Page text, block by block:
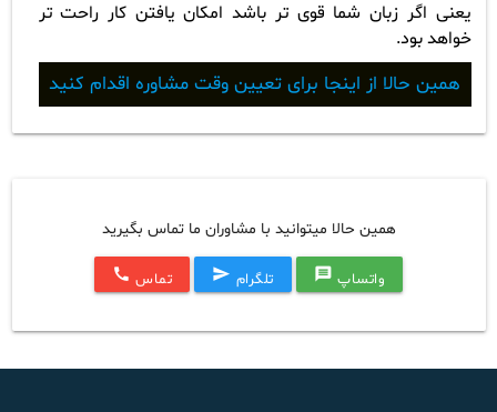
یعنی اگر زبان شما قوی تر باشد امکان یافتن کار راحت تر
خواهد بود.
همین حالا از اینجا برای تعیین وقت مشاوره اقدام کنید
همین حالا میتوانید با مشاوران ما تماس بگیرید
واتساپ message تلگرام send تماس call